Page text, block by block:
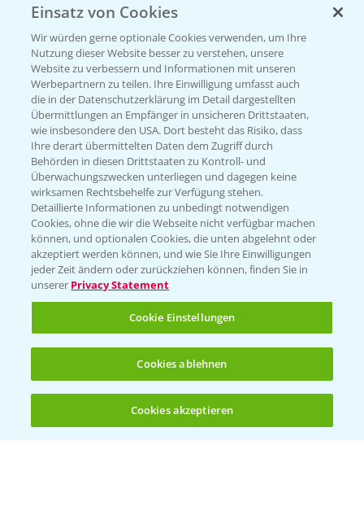
(noch 4)
Beratung auf WhatsApp
T.+49 (0)174 346 564 1
KONTAKT
Hilfe in Notfällen
T.+49 (0)214/30-20220
Folgen Sie uns
Allgemeine Nutzungsbedingungen
Datenschutzerklärung
Einsatz von Cookies
Wir würden gerne optionale Cookies verwenden, um Ihre
Nutzung dieser Website besser zu verstehen, unsere
Website zu verbessern und Informationen mit unseren
Werbepartnern zu teilen. Ihre Einwilligung umfasst auch
die in der Datenschutzerklärung im Detail dargestellten
Übermittlungen an Empfänger in unsicheren Drittstaaten,
wie insbesondere den USA. Dort besteht das Risiko, dass
Ihre derart übermittelten Daten dem Zugriff durch
Behörden in diesen Drittstaaten zu Kontroll- und
Überwachungszwecken unterliegen und dagegen keine
wirksamen Rechtsbehelfe zur Verfügung stehen.
Detaillierte Informationen zu unbedingt notwendigen
Cookies, ohne die wir die Webseite nicht verfügbar machen
können, und optionalen Cookies, die unten abgelehnt oder
akzeptiert werden können, und wie Sie Ihre Einwilligungen
jeder Zeit ändern oder zurückziehen können, finden Sie in
unserer Privacy Statement
Cookie Einstellungen
Cookies ablehnen
Cookies akzeptieren